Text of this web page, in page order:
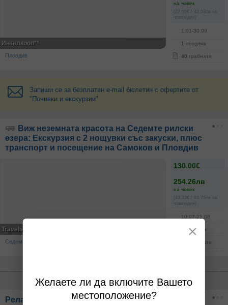
на човек
(22.00€ / 43.03лв на
човек/ден)
1.01-30.09
1 нощувка
40 грабнати
Интелкооп**
Пловдив
Запиши се за безплатен e-mail бюлетин с офертите от
"Почивки и екскурзии"
Виж неземната красота на Седемте рилски
езера: Екскурзия с 2 нощувки със закуски, плюс
транспорт и посещение на Самоков и Пловдив
130.00€
254.26лв
на човек
(43.33€ / 84.75лв на
човек/ден)
10.07-21.08
нощувки
грабнати
Travelia
Седемте рилски езера, Самоков, Паничище, Пловдив
Релакс край Гоце Делчев: Нощувка със закуска,
×
Желаете ли да включите Вашето
местоположение?